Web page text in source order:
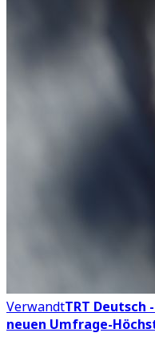
VerwandtTRT Deutsch
neuen Umfrage-